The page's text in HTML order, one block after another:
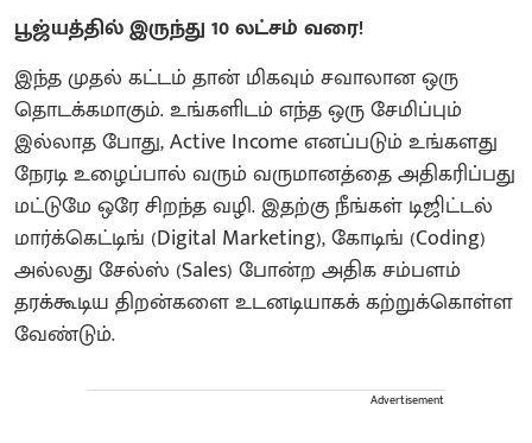
பூஜ்யத்தில் இருந்து 10 லட்சம் வரை!
இந்த முதல் கட்டம் தான் மிகவும் சவாலான ஒரு
தொடக்கமாகும். உங்களிடம் எந்த ஒரு சேமிப்பும்
இல்லாத போது, Active Income எனப்படும் உங்களது
நேரடி உழைப்பால் வரும் வருமானத்தை அதிகரிப்பது
மட்டுமே ஒரே சிறந்த வழி. இதற்கு நீங்கள் டிஜிட்டல்
மார்க்கெட்டிங் (Digital Marketing), கோடிங் (Coding)
அல்லது சேல்ஸ் (Sales) போன்ற அதிக சம்பளம்
தரக்கூடிய திறன்களை உடனடியாகக் கற்றுக்கொள்ள
வேண்டும்.
Advertisement